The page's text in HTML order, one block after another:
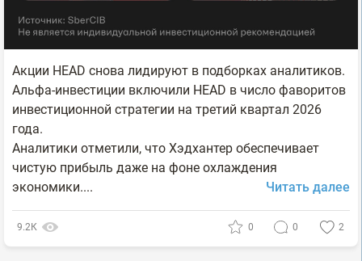
Акции HEAD снова лидируют в подборках аналитиков.
Альфа-инвестиции включили HEAD в число фаворитов
инвестиционной стратегии на третий квартал 2026
года.
Аналитики отметили, что Хэдхантер обеспечивает
чистую прибыль даже на фоне охлаждения
экономики....
Читать далее
9.2К 0 0 2